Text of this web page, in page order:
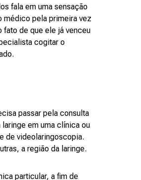
fala em uma sensação
médico pela primeira vez
fato de que ele já venceu
cogitar o
passar pela consulta
em uma clínica ou
de videolaringoscopia.
a região da laringe.
particular, a fim de